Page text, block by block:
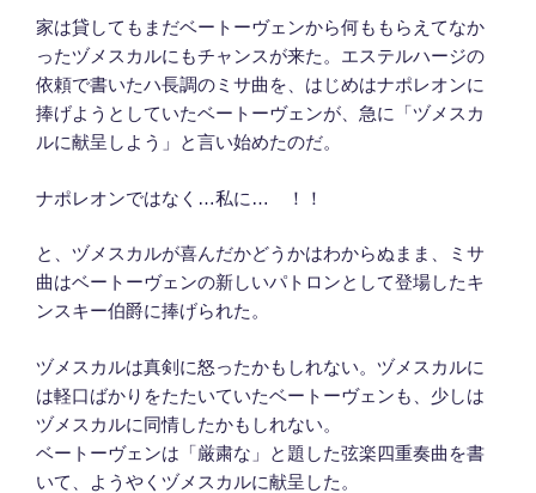
家は貸してもまだベートーヴェンから何ももらえてなか
ったヅメスカルにもチャンスが来た。エステルハージの
依頼で書いたハ長調のミサ曲を、はじめはナポレオンに
捧げようとしていたベートーヴェンが、急に「ヅメスカ
ルに献呈しよう」と言い始めたのだ。
ナポレオンではなく…私に… ！！
と、ヅメスカルが喜んだかどうかはわからぬまま、ミサ
曲はベートーヴェンの新しいパトロンとして登場したキ
ンスキー伯爵に捧げられた。
ヅメスカルは真剣に怒ったかもしれない。ヅメスカルに
は軽口ばかりをたたいていたベートーヴェンも、少しは
ヅメスカルに同情したかもしれない。
ベートーヴェンは「厳粛な」と題した弦楽四重奏曲を書
いて、ようやくヅメスカルに献呈した。